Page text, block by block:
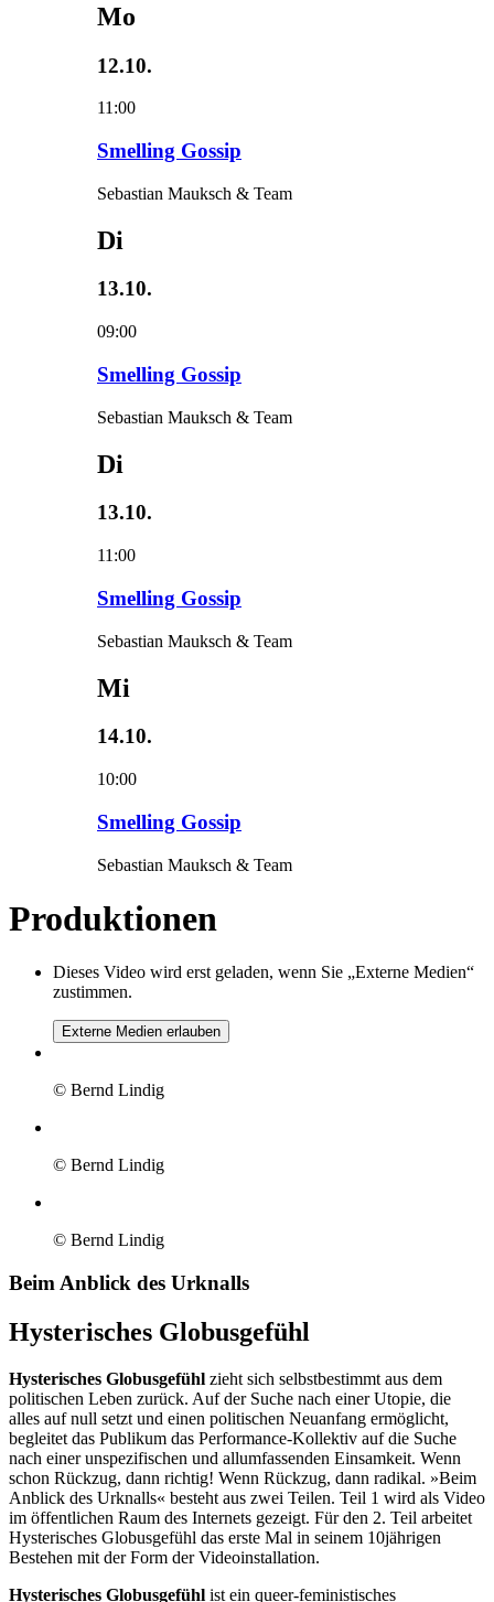
Mo
12.10.
11:00
Smelling Gossip
Sebastian Mauksch & Team
Di
13.10.
09:00
Smelling Gossip
Sebastian Mauksch & Team
Di
13.10.
11:00
Smelling Gossip
Sebastian Mauksch & Team
Mi
14.10.
10:00
Smelling Gossip
Sebastian Mauksch & Team
Produktionen
Dieses Video wird erst geladen, wenn Sie „Externe Medien“
zustimmen.
Externe Medien erlauben
© Bernd Lindig
© Bernd Lindig
© Bernd Lindig
Beim Anblick des Urknalls
Hysterisches Globusgefühl
Hysterisches Globusgefühl zieht sich selbstbestimmt aus dem
politischen Leben zurück. Auf der Suche nach einer Utopie, die
alles auf null setzt und einen politischen Neuanfang ermöglicht,
begleitet das Publikum das Performance-Kollektiv auf die Suche
nach einer unspezifischen und allumfassenden Einsamkeit. Wenn
schon Rückzug, dann richtig! Wenn Rückzug, dann radikal. »Beim
Anblick des Urknalls« besteht aus zwei Teilen. Teil 1 wird als Video
im öffentlichen Raum des Internets gezeigt. Für den 2. Teil arbeitet
Hysterisches Globusgefühl das erste Mal in seinem 10jährigen
Bestehen mit der Form der Videoinstallation.
Hysterisches Globusgefühl ist ein queer-feministisches